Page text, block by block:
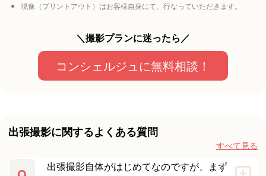
現像（プリントアウト）はお客様自身にて、行なっていただきます。
＼撮影プランに迷ったら／
コンシェルジュに無料相談！
出張撮影に関するよくある質問
すべて見る
出張撮影自体がはじめてなのですが、まず